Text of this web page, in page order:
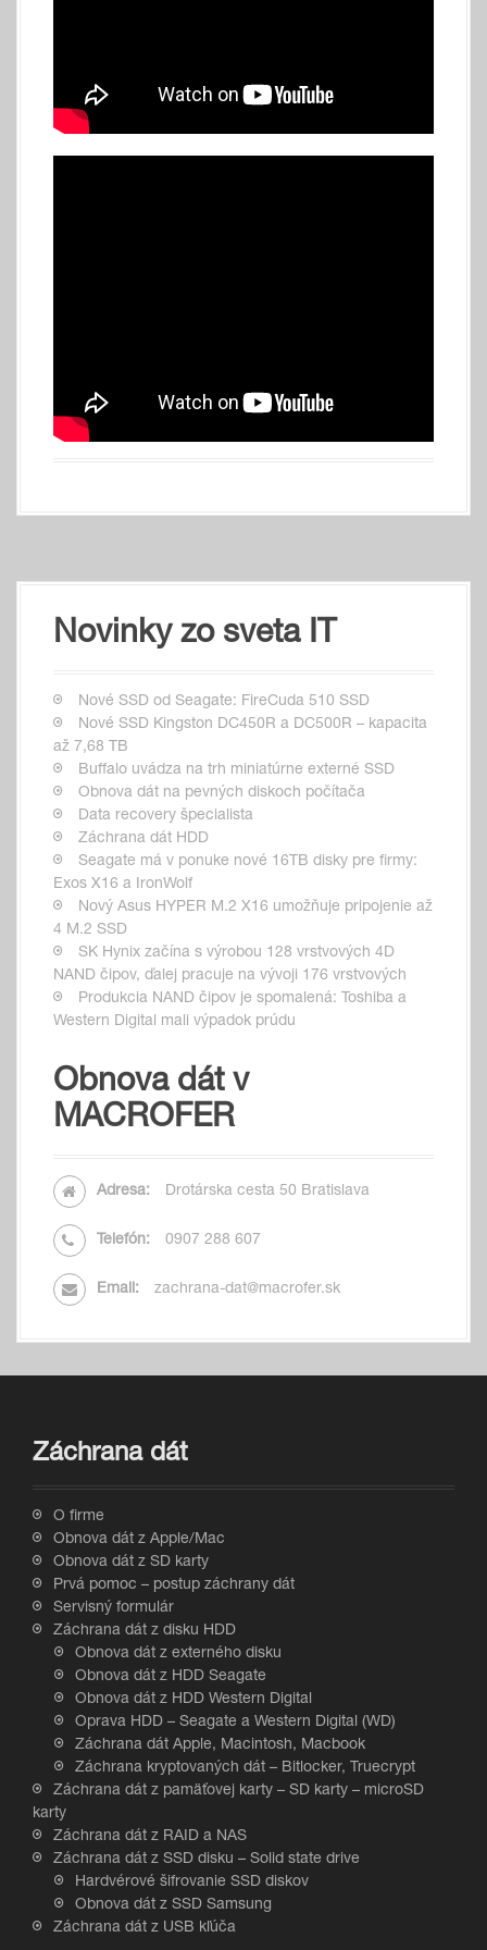
Novinky zo sveta IT
Nové SSD od Seagate: FireCuda 510 SSD
Nové SSD Kingston DC450R a DC500R – kapacita
až 7,68 TB
Buffalo uvádza na trh miniatúrne externé SSD
Obnova dát na pevných diskoch počítača
Data recovery špecialista
Záchrana dát HDD
Seagate má v ponuke nové 16TB disky pre firmy:
Exos X16 a IronWolf
Nový Asus HYPER M.2 X16 umožňuje pripojenie až
4 M.2 SSD
SK Hynix začína s výrobou 128 vrstvových 4D
NAND čipov, ďalej pracuje na vývoji 176 vrstvových
Produkcia NAND čipov je spomalená: Toshiba a
Western Digital mali výpadok prúdu
Obnova dát v
MACROFER
Adresa: Drotárska cesta 50 Bratislava
Telefón: 0907 288 607
Email: zachrana-dat@macrofer.sk
Záchrana dát
O firme
Obnova dát z Apple/Mac
Obnova dát z SD karty
Prvá pomoc – postup záchrany dát
Servisný formulár
Záchrana dát z disku HDD
Obnova dát z externého disku
Obnova dát z HDD Seagate
Obnova dát z HDD Western Digital
Oprava HDD – Seagate a Western Digital (WD)
Záchrana dát Apple, Macintosh, Macbook
Záchrana kryptovaných dát – Bitlocker, Truecrypt
Záchrana dát z pamäťovej karty – SD karty – microSD
karty
Záchrana dát z RAID a NAS
Záchrana dát z SSD disku – Solid state drive
Hardvérové šifrovanie SSD diskov
Obnova dát z SSD Samsung
Záchrana dát z USB kľúča